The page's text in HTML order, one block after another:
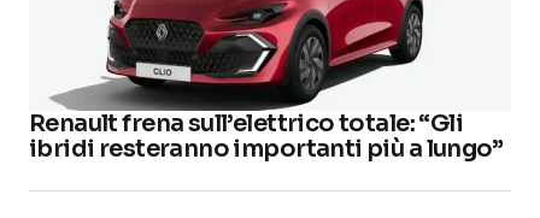
Renault frena sull’elettrico totale: “Gli
ibridi resteranno importanti più a lungo”